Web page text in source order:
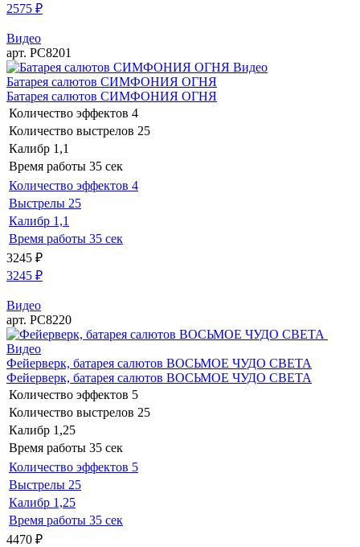
2575 ₽
Видео
арт. РС8201
Видео
Батарея салютов СИМФОНИЯ ОГНЯ
Батарея салютов СИМФОНИЯ ОГНЯ
Количество эффектов 4
Количество выстрелов 25
Калибр 1,1
Время работы 35 сек
Количество эффектов 4
Выстрелы 25
Калибр 1,1
Время работы 35 сек
3245 ₽
3245 ₽
Видео
арт. РС8220
Видео
Фейерверк, батарея салютов ВОСЬМОЕ ЧУДО СВЕТА
Фейерверк, батарея салютов ВОСЬМОЕ ЧУДО СВЕТА
Количество эффектов 5
Количество выстрелов 25
Калибр 1,25
Время работы 35 сек
Количество эффектов 5
Выстрелы 25
Калибр 1,25
Время работы 35 сек
4470 ₽